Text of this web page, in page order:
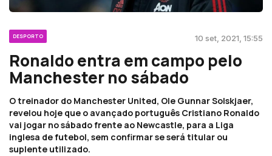
DESPORTO 10 set, 2021, 15:55
Ronaldo entra em campo pelo
Manchester no sábado
O treinador do Manchester United, Ole Gunnar Solskjaer,
revelou hoje que o avançado português Cristiano Ronaldo
vai jogar no sábado frente ao Newcastle, para a Liga
inglesa de futebol, sem confirmar se será titular ou
suplente utilizado.